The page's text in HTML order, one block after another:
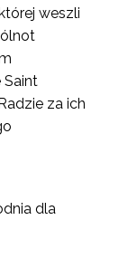
weszli
Saint
za ich
dla